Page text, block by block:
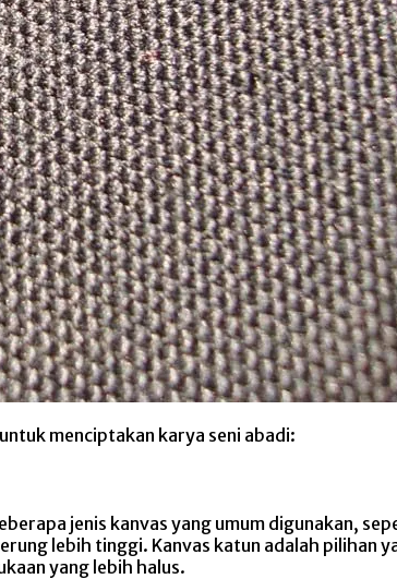
menciptakan karya seni abadi:
jenis kanvas yang umum digunakan,
lebih tinggi. Kanvas katun adalah pilihan
yang lebih halus.